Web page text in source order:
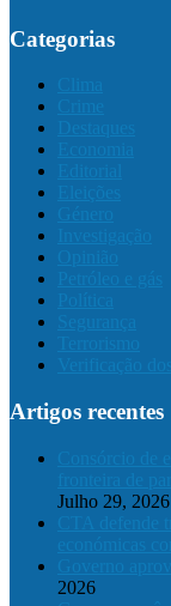
Categorias
Artigos recentes
Julho 29, 2026
2026